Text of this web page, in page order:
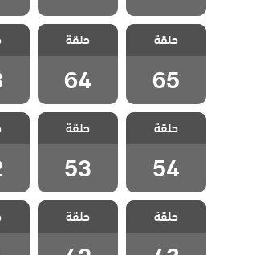
مسلسل الطبقة
المخملية مدبلج
الحلقة 65
حلقة
65
مسلسل الطبقة
المخملية مدبلج
الحلقة 64
حلقة
64
مسلسل الطبقة
المخملية مدبلج
الحلقة 54
حلقة
54
مسلسل الطبقة
المخملية مدبلج
الحلقة 53
حلقة
53
مسلسل الطبقة
المخملية مدبلج
الحلقة 43
حلقة
مسلسل الطبقة
المخملية مدبلج
الحلقة 42
حلقة